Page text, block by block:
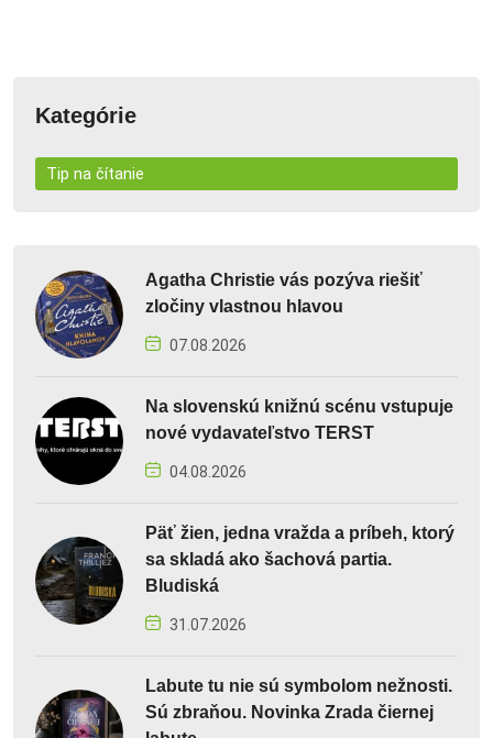
Kategórie
Tip na čítanie
Agatha Christie vás pozýva riešiť
zločiny vlastnou hlavou
07.08.2026
Na slovenskú knižnú scénu vstupuje
nové vydavateľstvo TERST
04.08.2026
Päť žien, jedna vražda a príbeh, ktorý
sa skladá ako šachová partia.
Bludiská
31.07.2026
Labute tu nie sú symbolom nežnosti.
Sú zbraňou. Novinka Zrada čiernej